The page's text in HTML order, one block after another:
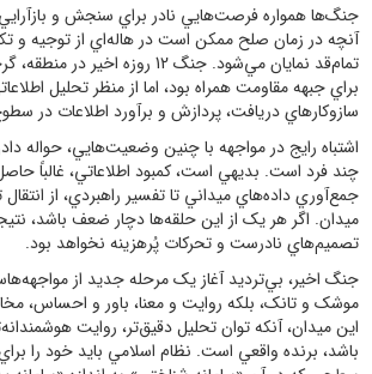
جنگ‌ها همواره فرصت‌هايي نادر براي سنجش و
آنچه در زمان صلح ممکن است در هاله‌اي از توجيه و
تمام‌قد نمايان مي‌شود. جنگ 12
براي جبهه مقاومت همراه بود، اما از منظر تحليل
سازوکارهاي دريافت، پردازش و برآورد اطلاعات در
اشتباه رايج در مواجهه با چنين وضعيت‌هايي، حواله
چند فرد است. بديهي است، کمبود اطلاعاتي، غالباً
جمع‌آوري داده‌هاي ميداني تا تفسير راهبردي، از
ميدان. اگر هر يک از اين حلقه‌ها دچار ضعف باشد،
تصميم‌هاي نادرست و تحرکات پُرهزينه نخواهد بود.
جنگ اخير، بي‌ترديد آغاز يک مرحله جديد از
موشک و تانک، بلکه روايت و معنا، باور و احساس،
اين ميدان، آنکه توان تحليل دقيق‌تر، روايت
باشد، برنده واقعي است. نظام اسلامي بايد خود را